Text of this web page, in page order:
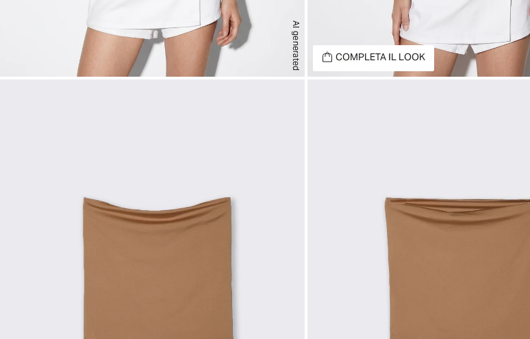
AI generated COMPLETA IL LOOK